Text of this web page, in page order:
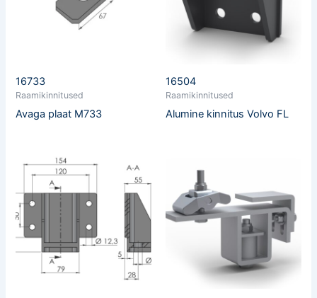
16733
Raamikinnitused
Avaga plaat M733
16504
Raamikinnitused
Alumine kinnitus Volvo FL